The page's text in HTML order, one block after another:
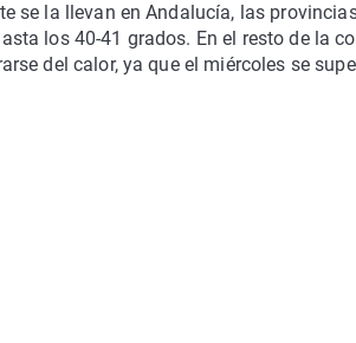
se la llevan en Andalucía, las
los 40-41 grados. En el resto de la
del calor, ya que el miércoles se